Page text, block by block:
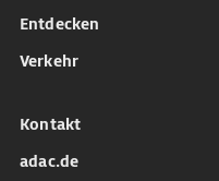
Entdecken
Verkehr
Kontakt
adac.de